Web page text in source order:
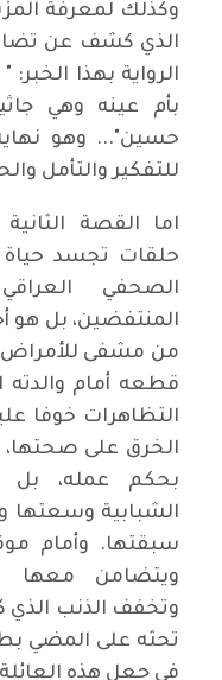
وكذلك لمعرفة
الذي كشف عن
الرواية بهذا الخبر:
بأم عينه وهي
حسين"... وهو
للتفكير والتأمل
اما القصة
حلقات تجسد
الصحفي
المنتفضين، بل هو
من مشفى للأمراض
قطعه أمام والدته
التظاهرات خوفا
الخرق على
بحكم عمله، بل
الشبابية وسعتها
سبقتها. وأمام
ويتضامن معها
وتخفف الذنب الذي
تحثه على المضي
في جعل هذه العائلة